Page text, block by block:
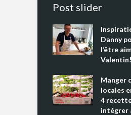
Post slider
Danny
l’être
Valentin!
Manger
locales
4
intégrer